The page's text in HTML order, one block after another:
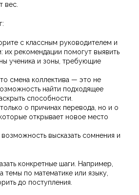
вес.
с классным руководителем и
их рекомендации помогут выявить
ученика и зоны, требующие
смена коллектива — это не
найти подходящее
способности.
о причинах перевода, но и о
открывает новое место
высказать сомнения и
конкретные шаги. Например,
темы по математике или языку,
до поступления.